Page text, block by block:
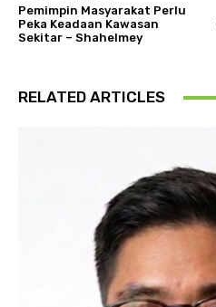
Pemimpin Masyarakat Perlu
Peka Keadaan Kawasan
Sekitar – Shahelmey
RELATED ARTICLES